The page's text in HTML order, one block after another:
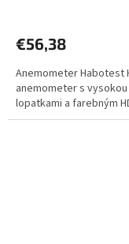
€56,38
Anemometer Habotest
anemometer s
lopatkami a farebným